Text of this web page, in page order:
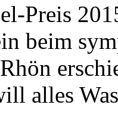
Preis
beim
alles